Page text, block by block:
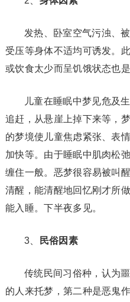
发热、卧室空气污浊、
受压等身体不适均可诱发。
或饮食太少而呈饥饿状态也
儿童在睡眠中梦见危及
追赶，从悬崖上掉下来等，
的梦境使儿童焦虑紧张、表
加快等。由于睡眠中肌肉松
缠住一般。恶梦很容易被叫
清醒，能清醒地回忆刚才所
能入睡。下半夜多见。
3、 民俗因素
传统民间习俗种，认为
的人来托梦，第二种是恶鬼